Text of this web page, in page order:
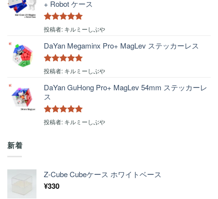
+ Robot ケース
5段階中5の
投稿者: キルミーしぶや
DaYan Megaminx Pro+ MagLev ステッカーレス
5段階中5の
投稿者: キルミーしぶや
DaYan GuHong Pro+ MagLev 54mm ステッカーレ
ス
5段階中5の
投稿者: キルミーしぶや
新着
Z-Cube Cubeケース ホワイトベース
¥330